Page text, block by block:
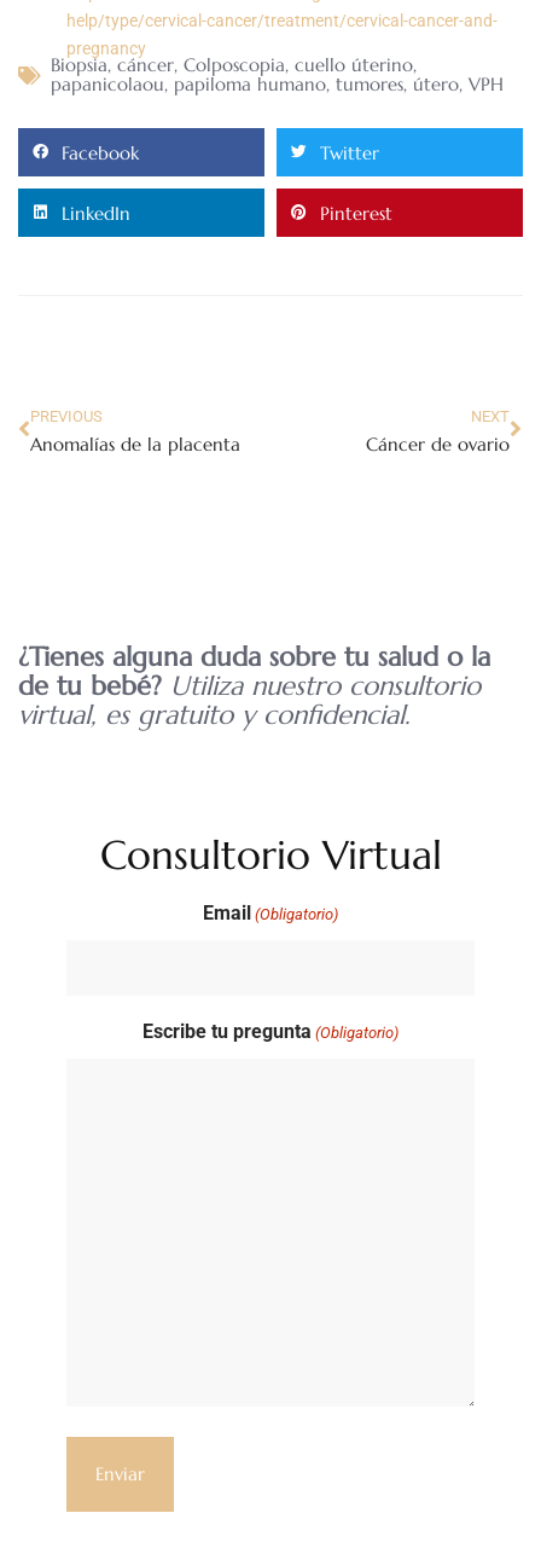
help/type/cervical-cancer/treatment/cervical-cancer-and-
pregnancy
Biopsia, cáncer, Colposcopia, cuello úterino,
papanicolaou, papiloma humano, tumores, útero, VPH
Facebook Twitter
LinkedIn Pinterest
PREVIOUS
Anomalías de la placenta
NEXT
Cáncer de ovario
¿Tienes alguna duda sobre tu salud o la
de tu bebé? Utiliza nuestro consultorio
virtual, es gratuito y confidencial.
Consultorio Virtual
Email (Obligatorio)
Escribe tu pregunta (Obligatorio)